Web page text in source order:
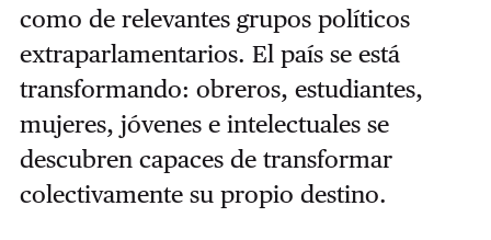
como de relevantes grupos políticos
extraparlamentarios. El país se está
transformando: obreros, estudiantes,
mujeres, jóvenes e intelectuales se
descubren capaces de transformar
colectivamente su propio destino.